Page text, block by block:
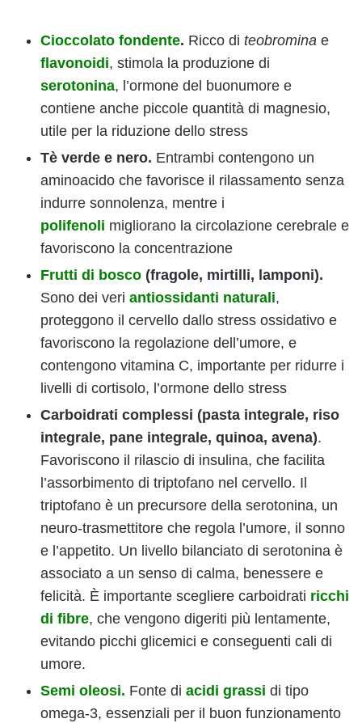
Cioccolato fondente. Ricco di teobromina e
flavonoidi, stimola la produzione di
serotonina, l’ormone del buonumore e
contiene anche piccole quantità di magnesio,
utile per la riduzione dello stress
Tè verde e nero. Entrambi contengono un
aminoacido che favorisce il rilassamento senza
indurre sonnolenza, mentre i
polifenoli migliorano la circolazione cerebrale e
favoriscono la concentrazione
Frutti di bosco (fragole, mirtilli, lamponi).
Sono dei veri antiossidanti naturali,
proteggono il cervello dallo stress ossidativo e
favoriscono la regolazione dell’umore, e
contengono vitamina C, importante per ridurre i
livelli di cortisolo, l’ormone dello stress
Carboidrati complessi (pasta integrale, riso
integrale, pane integrale, quinoa, avena).
Favoriscono il rilascio di insulina, che facilita
l’assorbimento di triptofano nel cervello. Il
triptofano è un precursore della serotonina, un
neuro-trasmettitore che regola l’umore, il sonno
e l’appetito. Un livello bilanciato di serotonina è
associato a un senso di calma, benessere e
felicità. È importante scegliere carboidrati ricchi
di fibre, che vengono digeriti più lentamente,
evitando picchi glicemici e conseguenti cali di
umore.
Semi oleosi. Fonte di acidi grassi di tipo
omega-3, essenziali per il buon funzionamento